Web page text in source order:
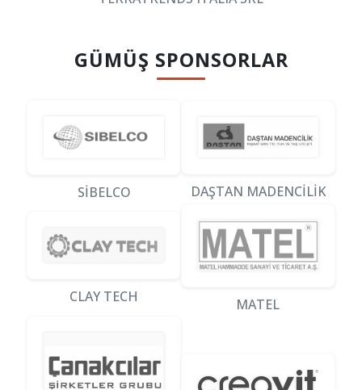
GÜMÜŞ SPONSORLAR
SİBELCO DAŞTAN MADENCİLİK
CLAY TECH MATEL